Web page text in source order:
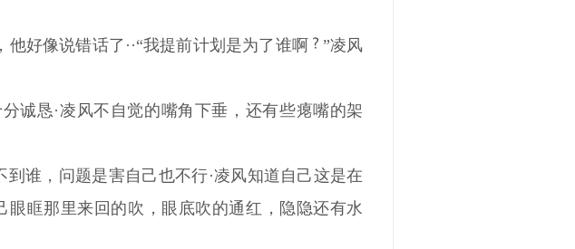
好像说错话了··“我提前计划是为了谁啊
”凌风
诚恳·凌风不自觉的嘴角下垂，还有些瘪嘴的架
谁，问题是害自己也不行·凌风知道自己这是在
眼眶那里来回的吹，眼底吹的通红，隐隐还有水